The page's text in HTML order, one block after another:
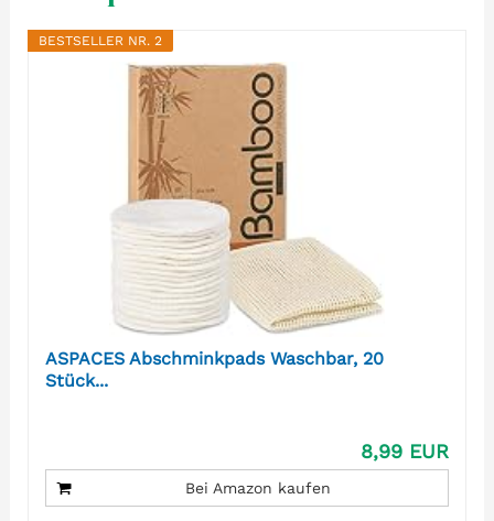
BESTSELLER NR. 2
ASPACES Abschminkpads Waschbar, 20
Stück...
8,99 EUR
Bei Amazon kaufen